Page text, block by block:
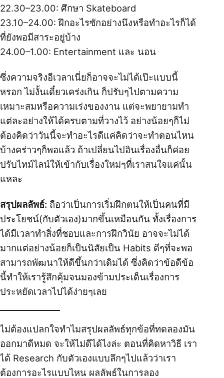
22.30–23.00: ศึกษา Skateboard
23.10–24.00: ฝึกอะไรซักอย่างนึงหรือทำอะไรก็ได้
ที่ยังพอมีสาระอยู่บ้าง
24.00–1.00: Entertainment และ นอน
ซึ่งความจริงอีเวลาเนี่ยก็อาจจะไม่ได้เป๊ะแบบนี้
หรอก ไม่งั้นเดี๋ยวเคร่งเกิน ก็ปรับๆไปตามความ
เหมาะสมหรือความเร่งของงาน แต่จะพยายามทำ
แต่ละอย่างให้ได้ครบตามที่วางไว้ อย่างน้อยๆก็ไม่
ต้องคิดว่าวันนี้จะทำอะไรดีแค่คิดว่าจะทำตอนไหน
บ้างคร่าวๆก็พอแล้ว ถ้าเปลี่ยนไปอินเรื่องอื่นก็ค่อย
ปรับไทม์ไลน์ให้เข้ากับเรื่องใหม่ๆที่เราสนใจแค่นั้น
แหละ
สรุปผลลัพธ์: ถือว่าเป็นการเริ่มฝึกตนให้เป็นคนที่มี
ประโยชน์(กับตัวเอง)มากขึ้นเหมือนกัน ทั้งเรื่องการ
ได้มีเวลาทำสิ่งที่ชอบและการฝึกวินัย อาจจะไม่ได้
มากแต่อย่างน้อยก็เป็นนิสัยเป็น Habits ดีๆที่จะพอ
สามารถพัฒนาให้ดีขึ้นกว่าเดิมได้ ซึ่งคิดว่าข้อดีข้อ
นี้ทำให้เรารู้สึกคุ้มจนมองข้ามประเด็นเรื่องการ
ประหยัดเวลาไปได้ง่ายๆเลย
ไม่ต้องแปลกใจทำไมสรุปผลลัพธ์ทุกข้อที่ทดลองมัน
ออกมาดีหมด จะให้ไม่ดีได้ไงล่ะ ตอนที่คิดหาวิธี เรา
ได้ Research กับตัวเองแบบลึกๆไปแล้วว่าเรา
ต้องการอะไรแบบไหน ผลลัพธ์ในการลอง